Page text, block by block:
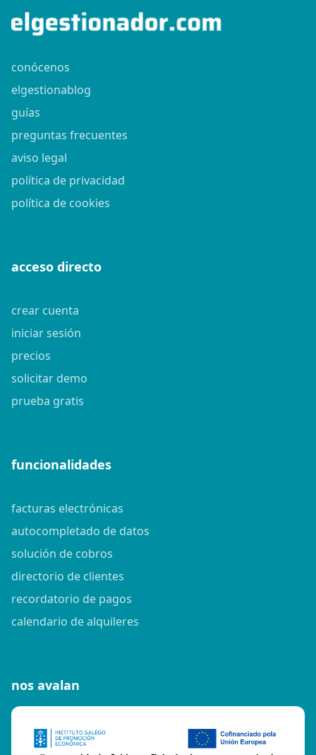
conócenos
elgestionablog
guías
preguntas frecuentes
aviso legal
política de privacidad
política de cookies
acceso directo
crear cuenta
iniciar sesión
precios
solicitar demo
prueba gratis
funcionalidades
facturas electrónicas
autocompletado de datos
solución de cobros
directorio de clientes
recordatorio de pagos
calendario de alquileres
nos avalan